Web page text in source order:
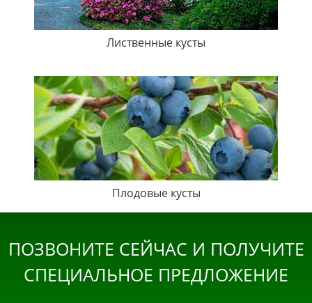
Лиственные кусты
Плодовые кусты
ПОЗВОНИТЕ СЕЙЧАС И ПОЛУЧИТЕ
СПЕЦИАЛЬНОЕ ПРЕДЛОЖЕНИЕ